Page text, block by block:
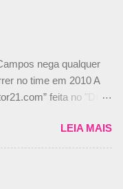
nega qualquer
no time em 2010 A
feita no "Día
Nelson Piquet havia
da Campos, dando,
a Nelsinho Piquet,
por todas por
LEIA MAIS